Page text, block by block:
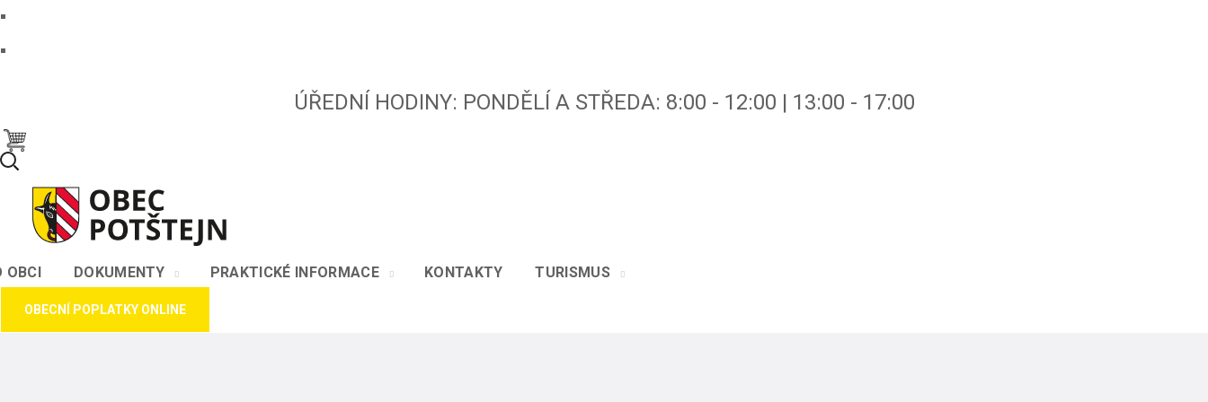
ÚŘEDNÍ HODINY: PONDĚLÍ A STŘEDA: 8:00 - 12:00 | 13:00 - 17:00
OBCI DOKUMENTY PRAKTICKÉ INFORMACE KONTAKTY TURISMUS
OBECNÍ POPLATKY ONLINE